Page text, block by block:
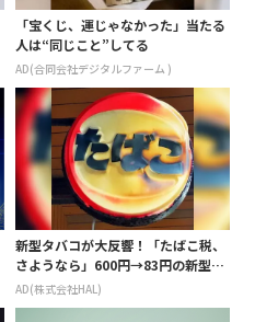
「宝くじ、運じゃなかった」当たる
人は“同じこと”してる
AD(合同会社デジタルファーム )
新型タバコが大反響！「たばこ税、
さようなら」600円→83円の新型が
爆売れ
AD(株式会社HAL)